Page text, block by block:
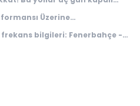
Üzerine
frekans bilgileri: Fenerbahçe -